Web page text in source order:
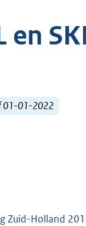
01-01-2022
Zuid-Holland